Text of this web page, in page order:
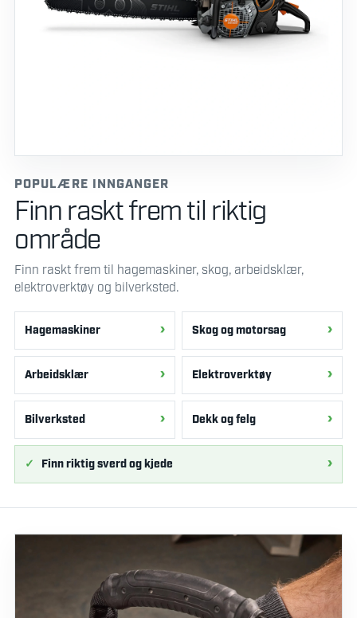
POPULÆRE INNGANGER
Finn raskt frem til riktig
område
Finn raskt frem til hagemaskiner, skog, arbeidsklær,
elektroverktøy og bilverksted.
Hagemaskiner Skog og motorsag
Arbeidsklær Elektroverktøy
Bilverksted Dekk og felg
Finn riktig sverd og kjede